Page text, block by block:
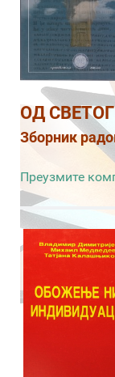
ОД
Зборник
Преузмите